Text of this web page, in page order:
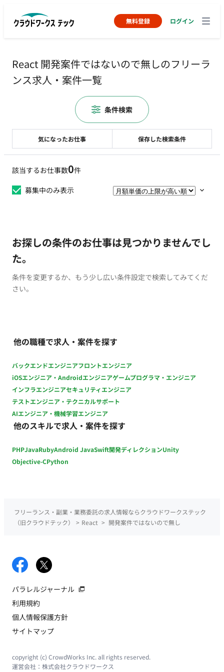
無料登録 ログイン
React 開発案件ではないので無しのフリーラ
ンス求人・案件一覧
該当するお仕事数0件
募集中のみ表示
お探しの条件のお仕事は見つかりませんでし
た。
条件を変更するか、もう少し広い条件設定で検索してみてくだ
さい。
他の職種で求人・案件を探す
バックエンドエンジニアフロントエンジニア
iOSエンジニア・Androidエンジニアゲームプログラマ・エンジニア
インフラエンジニアセキュリティエンジニア
テストエンジニア・テクニカルサポート
AIエンジニア・機械学習エンジニア
他のスキルで求人・案件を探す
PHPJavaRubyAndroid JavaSwift開発ディレクションUnity
Objective-CPython
気になったお仕事 保存した検索条件
条件検索
フリーランス・副業・業務委託の求人情報ならクラウドワークステック
（旧クラウドテック）
> React > 開発案件ではないので無し
パラレルジャーナル
利用規約
個人情報保護方針
サイトマップ
copyright (c) CrowdWorks Inc. all rights reserved.
運営会社： 株式会社クラウドワークス